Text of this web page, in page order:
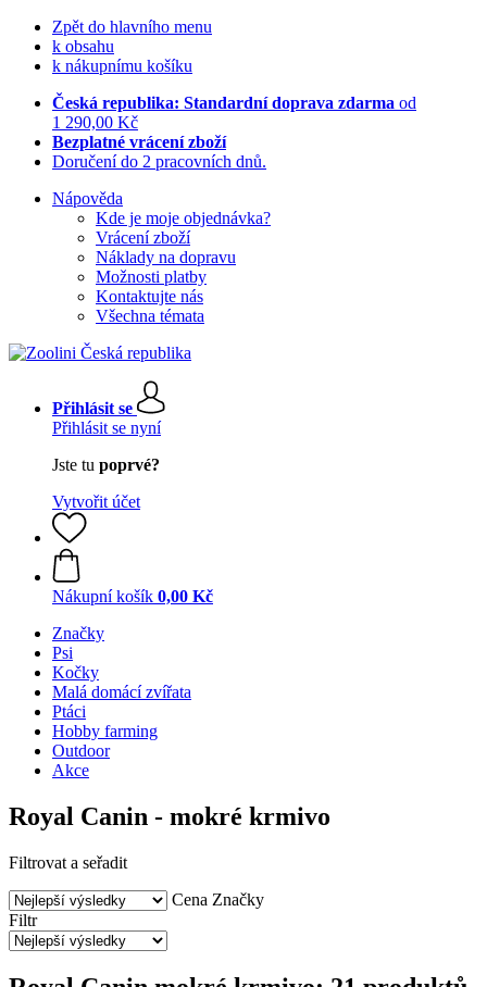
Zpět do hlavního menu
k obsahu
k nákupnímu košíku
Česká republika: Standardní doprava zdarma od
1 290,00 Kč
Bezplatné vrácení zboží
Doručení do 2 pracovních dnů.
Nápověda
Kde je moje objednávka?
Vrácení zboží
Náklady na dopravu
Možnosti platby
Kontaktujte nás
Všechna témata
Přihlásit se
Přihlásit se nyní
Jste tu poprvé?
Vytvořit účet
Nákupní košík 0,00 Kč
Značky
Psi
Kočky
Malá domácí zvířata
Ptáci
Hobby farming
Outdoor
Akce
Royal Canin - mokré krmivo
Filtrovat a seřadit
Cena Značky
Filtr